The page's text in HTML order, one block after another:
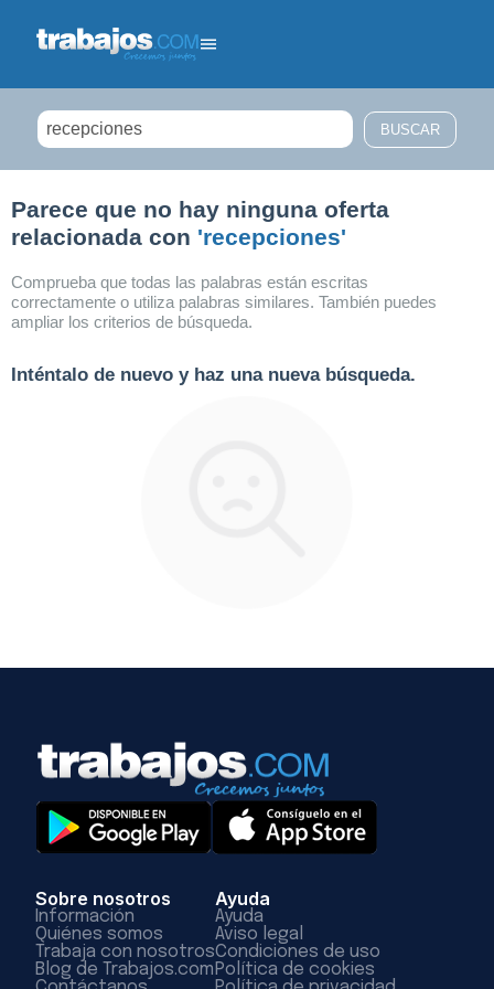
Parece que no hay ninguna oferta
relacionada con 'recepciones'
Comprueba que todas las palabras están escritas
correctamente o utiliza palabras similares. También puedes
ampliar los criterios de búsqueda.
Inténtalo de nuevo y haz una nueva búsqueda.
Sobre nosotros
Información
Quiénes somos
Trabaja con nosotros
Blog de Trabajos.com
Ayuda
Ayuda
Aviso legal
Condiciones de uso
Política de cookies